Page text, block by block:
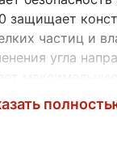
защищает
частиц и
угла